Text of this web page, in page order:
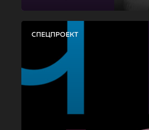
СПЕЦПРОЕКТ